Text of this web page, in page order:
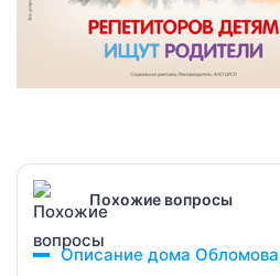
Похожие вопросы
Описание дома